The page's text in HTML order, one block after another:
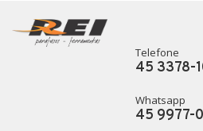
Telefone
45 3378-
Whatsapp
45 9977-